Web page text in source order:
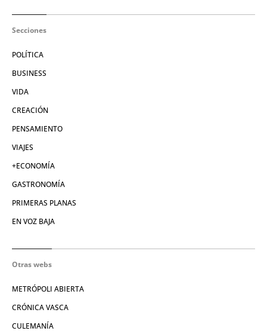
Secciones
POLÍTICA
BUSINESS
VIDA
CREACIÓN
PENSAMIENTO
VIAJES
+ECONOMÍA
GASTRONOMÍA
PRIMERAS PLANAS
EN VOZ BAJA
Otras webs
METRÓPOLI ABIERTA
CRÓNICA VASCA
CULEMANÍA